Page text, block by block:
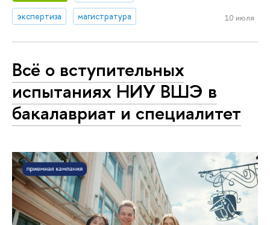
экспертиза
магистратура 10 июля
Всё о вступительных
испытаниях НИУ ВШЭ в
бакалавриат и специалитет